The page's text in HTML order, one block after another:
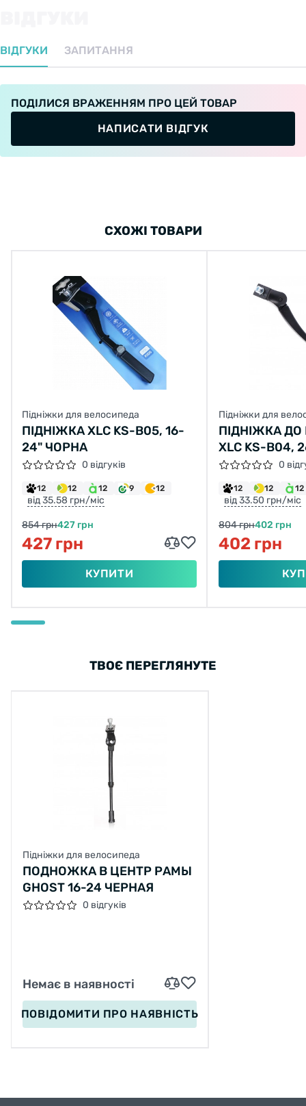
ВІДГУКИ ЗАПИТАННЯ
ПОДІЛИСЯ ВРАЖЕННЯМ ПРО ЦЕЙ ТОВАР
НАПИСАТИ ВІДГУК
СХОЖІ ТОВАРИ
Підніжки для велосипеда
ПІДНІЖКА XLC KS-B05, 16-
24" ЧОРНА
0 відгуків
12 12 12 9 12
від 35.58 грн/міс
854 грн427 грн
427 грн
КУПИТИ
Підніжки для
ПІДНІЖКА
XLC KS-B04,
0
12 12 12
від 33.50 грн/міс
804 грн402 грн
402 грн
ТВОЄ ПЕРЕГЛЯНУТЕ
Підніжки для велосипеда
ПОДНОЖКА В ЦЕНТР РАМЫ
GHOST 16-24 ЧЕРНАЯ
0 відгуків
Немає в наявності
ПОВІДОМИТИ ПРО НАЯВНІСТЬ